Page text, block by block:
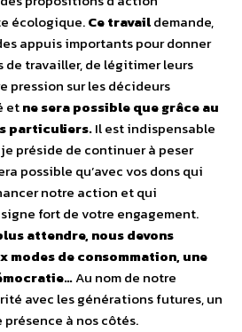
écologique.Ce travaildemande,
appuis importants pour donner
de travailler, de légitimer leurs
pression sur les décideurs
etne sera possible que grâce au
particuliers.Il est indispensable
préside de continuer à peser
possible qu’avec vos dons qui
notre action et qui
fort de votre engagement.
attendre, nous devons
modes de consommation, une
Au nom de notre
avec les générations futures, un
à nos côtés.